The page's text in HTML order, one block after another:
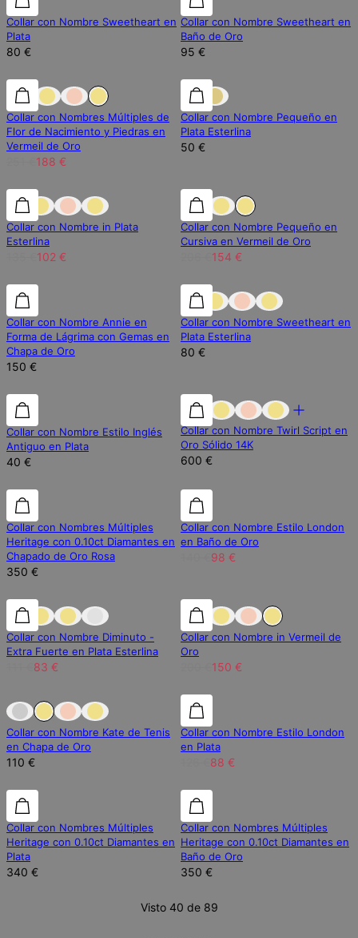
Collar con Nombre Sweetheart en
Plata
80 €
Collar con Nombre Sweetheart en
Baño de Oro
95 €
25% de descuento 25% de descuento
Collar con Nombres Múltiples de
Flor de Nacimiento y Piedras en
Vermeil de Oro
188 €
Collar con Nombre Pequeño en
Plata Esterlina
50 €
25% de descuento 25% de descuento
Collar con Nombre in Plata
Esterlina
102 €
25% de descuento
Collar con Nombre Pequeño en
Cursiva en Vermeil de Oro
154 €
Collar con Nombre Annie en
Forma de Lágrima con Gemas en
Chapa de Oro
150 €
Collar con Nombre Sweetheart en
Plata Esterlina
80 €
Collar con Nombre Estilo Inglés
Antiguo en Plata
40 €
Collar con Nombre Twirl Script en
Oro Sólido 14K
600 €
Diamante Laboratorio Diamante Laboratorio
Collar con Nombres Múltiples
Heritage con 0.10ct Diamantes en
Chapado de Oro Rosa
350 €
30% de descuento
Collar con Nombre Estilo London
en Baño de Oro
98 €
25% de descuento 25% de descuento
Collar con Nombre Diminuto -
Extra Fuerte en Plata Esterlina
83 €
25% de descuento
Collar con Nombre in Vermeil de
Oro
150 €
Fuera de stock Fuera de stock
Collar con Nombre Kate de Tenis
en Chapa de Oro
110 €
30% de descuento
Collar con Nombre Estilo London
en Plata
88 €
Diamante Laboratorio Diamante Laboratorio
Collar con Nombres Múltiples
Heritage con 0.10ct Diamantes en
Plata
340 €
Diamante Laboratorio
Collar con Nombres Múltiples
Heritage con 0.10ct Diamantes en
Baño de Oro
350 €
Visto 40 de 89